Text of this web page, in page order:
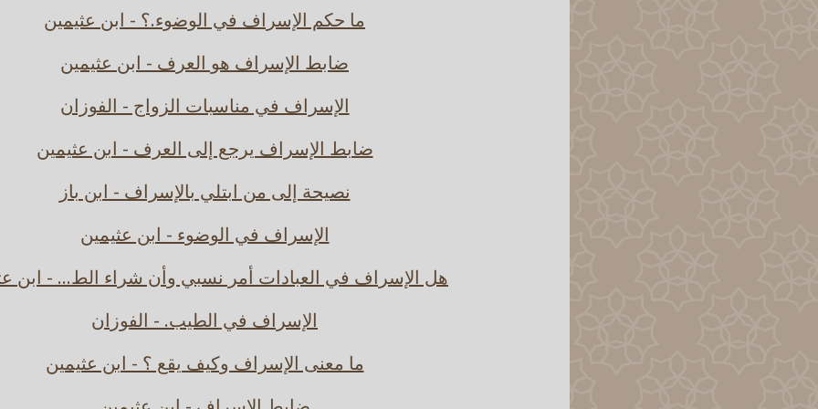
ما حكم الإسراف في الوضوء.؟ - ابن عثيمين
ضابط الإسراف هو العرف - ابن عثيمين
الإسراف في مناسبات الزواج - الفوزان
ضابط الإسراف يرجع إلى العرف - ابن عثيمين
نصيحة إلى من ابتلي بالإسراف - ابن باز
الإسراف في الوضوء - ابن عثيمين
هل الإسراف في العبادات أمر نسبي وأن شراء الط... - ابن
الإسراف في الطيب. - الفوزان
ما معنى الإسراف وكيف يقع ؟ - ابن عثيمين